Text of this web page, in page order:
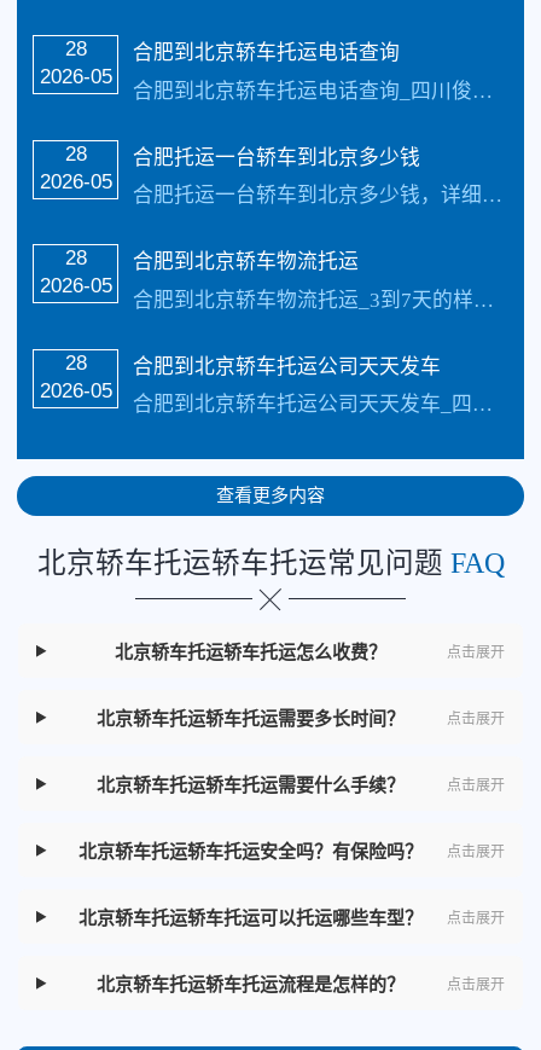
28
2026-05
合肥到北京轿车托运电话查询
合肥到北京轿车托运电话查询_四川俊亚物流公司（133-5002-3601）每天发车【承接业务】：私家车托运、轿车托运、小轿车托运、越野车托运、商务车托运、商…
28
2026-05
合肥托运一台轿车到北京多少钱
合肥托运一台轿车到北京多少钱，详细请进行电话咨询，俊亚轿车托运【承接业务】：私家车托运、轿车托运、小轿车托运、越野车托运、商务车托运、商品车、试驾活动车，巡展车…
28
2026-05
合肥到北京轿车物流托运
合肥到北京轿车物流托运_3到7天的样子具体情况更具路况觉得，每天发车【承接业务】：私家车托运、轿车托运、小轿车托运、越野车托运、商务车托运、商品车、试驾活动…
28
2026-05
合肥到北京轿车托运公司天天发车
合肥到北京轿车托运公司天天发车_四川俊亚物流公司（133-5002-3601）每天发车【承接业务】：私家车托运、轿车托运、小轿车托运、越野车托运、商务车托运…
查看更多内容
北京轿车托运轿车托运常见问题 FAQ
北京轿车托运轿车托运怎么收费？ 点击展开
北京轿车托运轿车托运需要多长时间？ 点击展开
北京轿车托运轿车托运需要什么手续？ 点击展开
北京轿车托运轿车托运安全吗？有保险吗？ 点击展开
北京轿车托运轿车托运可以托运哪些车型？ 点击展开
北京轿车托运轿车托运流程是怎样的？ 点击展开